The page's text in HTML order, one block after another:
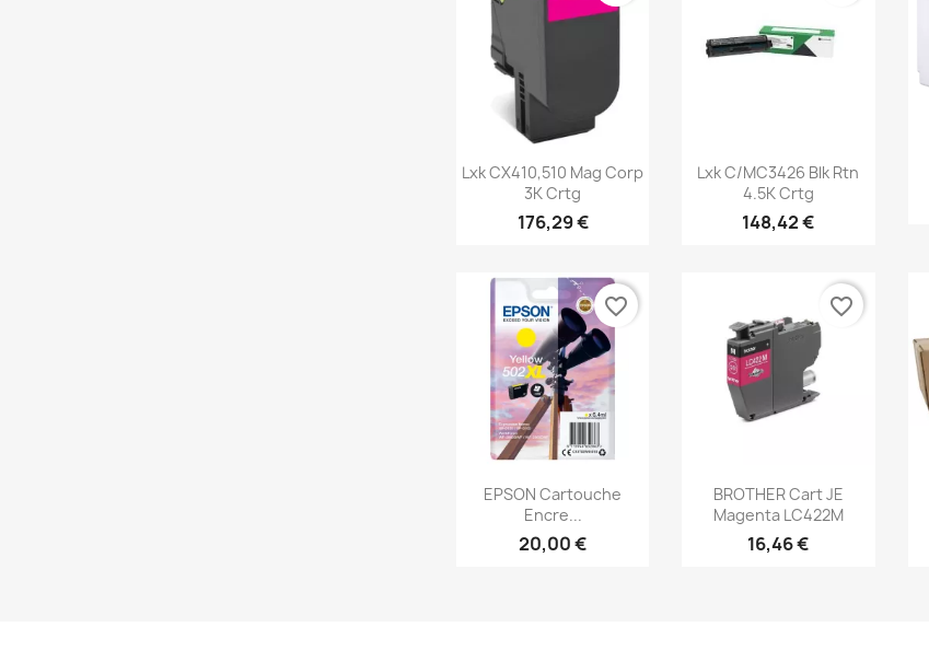
Aperçu rapide
Lxk CX410,510 Mag Corp
3K Crtg
176,29 €
Aperçu rapide
Lxk C/MC3426 Blk Rtn
4.5K Crtg
148,42 €
Aperçu rapide
EPSON Cartouche
Encre...
20,00 €
favorite_border
Aperçu rapide
BROTHER Cart JE
Magenta LC422M
16,46 €
favorite_border